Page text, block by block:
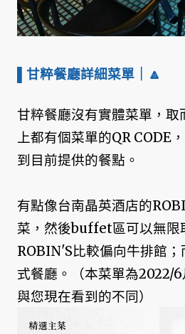
▌甘粹餐廳詳細菜單 ｜🔼
甘粹餐廳沒有實體菜單，取
上都有個菜單的QR CODE
到目前提供的餐點。
有點像台南晶英酒店的
菜，然後buffet區可以無限
ROBIN'S比較偏向牛排館；
式餐廳。（本菜單為2022/
與您現在看到的不同）